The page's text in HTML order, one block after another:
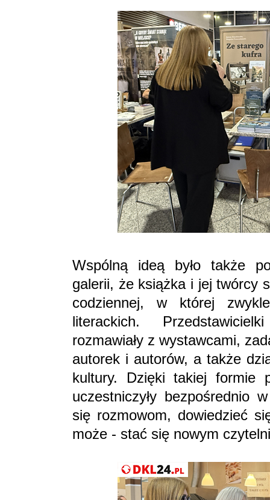
Wspólną ideą było także
galerii, że książka i jej twórcy
codziennej, w której
literackich.
rozmawiały z wystawcami,
autorek i autorów, a także
kultury. Dzięki takiej formie
uczestniczyły bezpośrednio
się rozmowom, dowiedzieć
może - stać się nowym